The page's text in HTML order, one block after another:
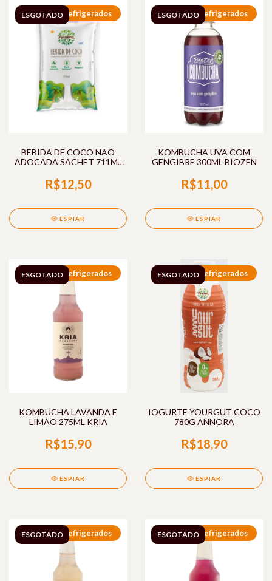
Refrigerados
ESGOTADO
BEBIDA DE COCO NAO
ADOCADA SACHET 711ML
R$12,50
ESPIAR
Refrigerados
ESGOTADO
KOMBUCHA UVA COM
GENGIBRE 300ML BIOZEN
R$11,00
ESPIAR
Refrigerados
ESGOTADO
KOMBUCHA LAVANDA E
LIMAO 275ML KRIA
R$15,90
ESPIAR
Refrigerados
ESGOTADO
IOGURTE YOURGUT COCO
780G ANNORA
R$18,90
ESPIAR
Refrigerados
ESGOTADO Refrigerados
ESGOTADO